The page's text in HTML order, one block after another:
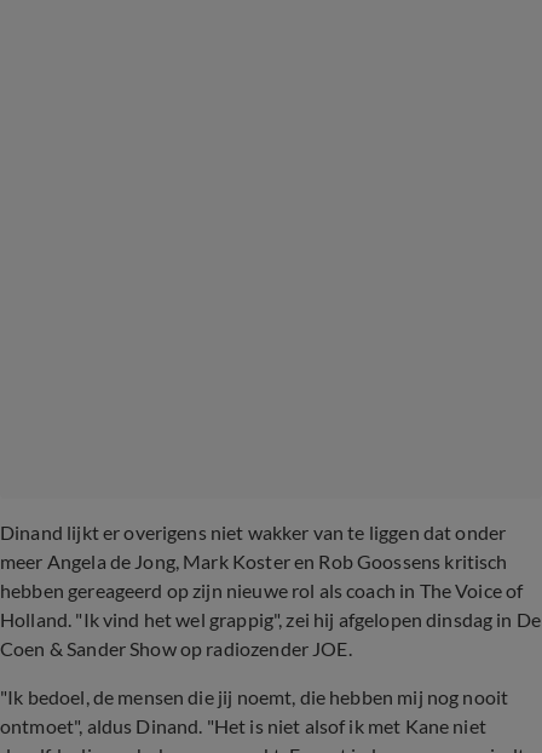
Dinand lijkt er overigens niet wakker van te liggen dat onder
meer Angela de Jong, Mark Koster en Rob Goossens kritisch
hebben gereageerd op zijn nieuwe rol als coach in The Voice of
Holland. "Ik vind het wel grappig", zei hij afgelopen dinsdag in De
Coen & Sander Show op radiozender JOE.
"Ik bedoel, de mensen die jij noemt, die hebben mij nog nooit
ontmoet", aldus Dinand. "Het is niet alsof ik met Kane niet